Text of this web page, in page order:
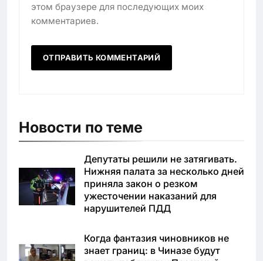
этом браузере для последующих моих
комментариев.
Новости по теме
Депутаты решили не затягивать.
Нижняя палата за несколько дней
приняла закон о резком
ужесточении наказаний для
нарушителей ПДД
Когда фантазия чиновников не
знает границ: в Чиназе будут